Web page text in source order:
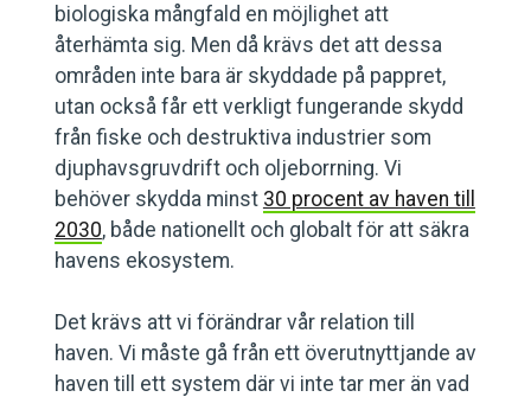
biologiska mångfald en möjlighet att
återhämta sig. Men då krävs det att dessa
områden inte bara är skyddade på pappret,
utan också får ett verkligt fungerande skydd
från fiske och destruktiva industrier som
djuphavsgruvdrift och oljeborrning. Vi
behöver skydda minst 30 procent av haven till
2030, både nationellt och globalt för att säkra
havens ekosystem.
Det krävs att vi förändrar vår relation till
haven. Vi måste gå från ett överutnyttjande av
haven till ett system där vi inte tar mer än vad